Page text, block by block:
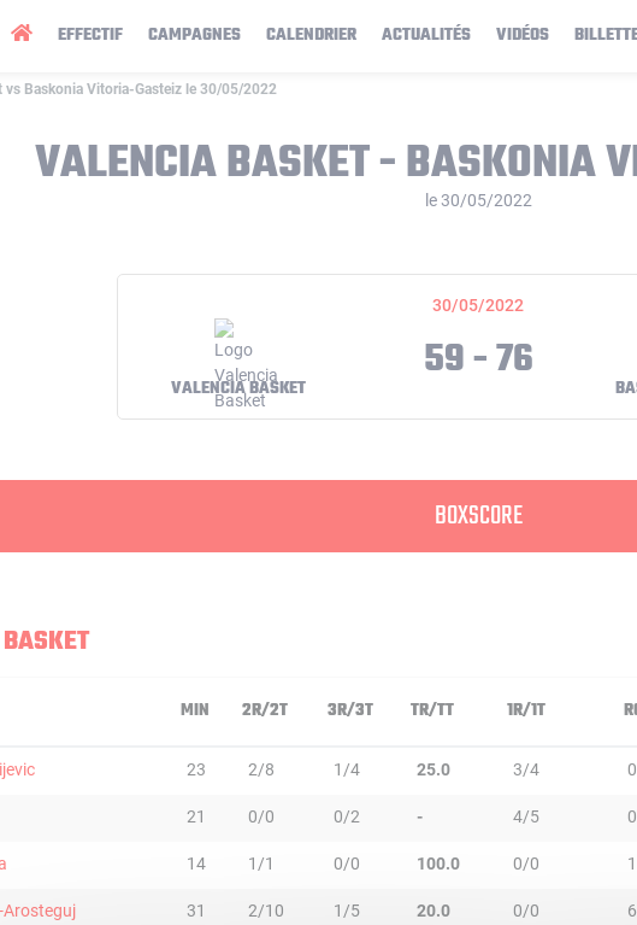
EFFECTIF CAMPAGNES CALENDRIER ACTUALITÉS VIDÉOS
vs Baskonia Vitoria-Gasteiz le 30/05/2022
VALENCIA BASKET - BASKONIA
le 30/05/2022
30/05/2022
VALENCIA BASKET 59 - 76
BOXSCORE
MIN 2R/2T 3R/3T TR/TT 1R/1T
23 2/8 1/4 25.0 3/4 0
21 0/0 0/2 - 4/5 0
14 1/1 0/0 100.0 0/0 1
Arosteguj 31 2/10 1/5 20.0 0/0 6